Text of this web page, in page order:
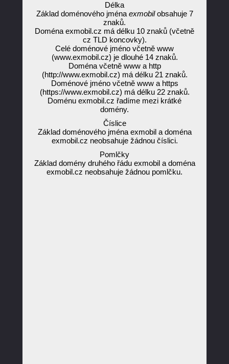
Délka
Základ doménového jména exmobilobsahuje 7
znaků.
Doména exmobil.cz má délku 10 znaků (včetně
cz TLD koncovky).
Celé doménové jméno včetně www
(www.exmobil.cz) je dlouhé 14 znaků.
Doména včetně www a http
(http://www.exmobil.cz) má délku 21 znaků.
Doménové jméno včetně www a https
(https://www.exmobil.cz) má délku 22 znaků.
Doménu exmobil.cz řadíme mezi krátké
domény.
Číslice
Základ doménového jména exmobil a doména
exmobil.cz neobsahuje žádnou číslici.
Pomlčky
Základ domény druhého řádu exmobil a doména
exmobil.cz neobsahuje žádnou pomlčku.